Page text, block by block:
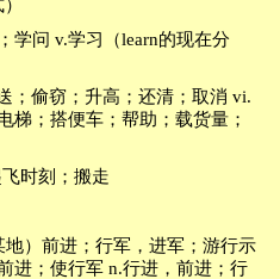
学问 v.学习（learn的现在分
；偷窃；升高；还清；取消 vi.
梯；搭便车；帮助；载货量；
时刻；搬走
）前进；行军，进军；游行示
进；使行军 n.行进，前进；行